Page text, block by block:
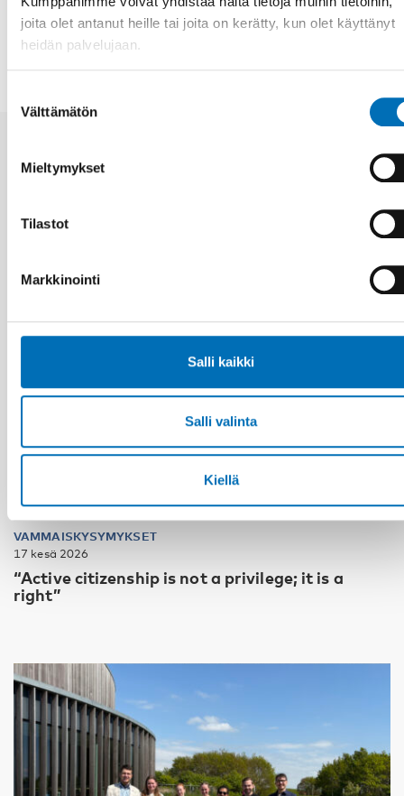
joita olet antanut heille tai joita on kerätty, kun olet käyttänyt
heidän palvelujaan.
valinta
Välttämätön
Mieltymykset
Tilastot
Markkinointi
Salli kaikki
Salli valinta
Kiellä
JAA
Aiheeseen liittyviä uutisia
VAMMAISKYSYMYKSET
17 kesä 2026
“Active citizenship is not a privilege; it is a
right”